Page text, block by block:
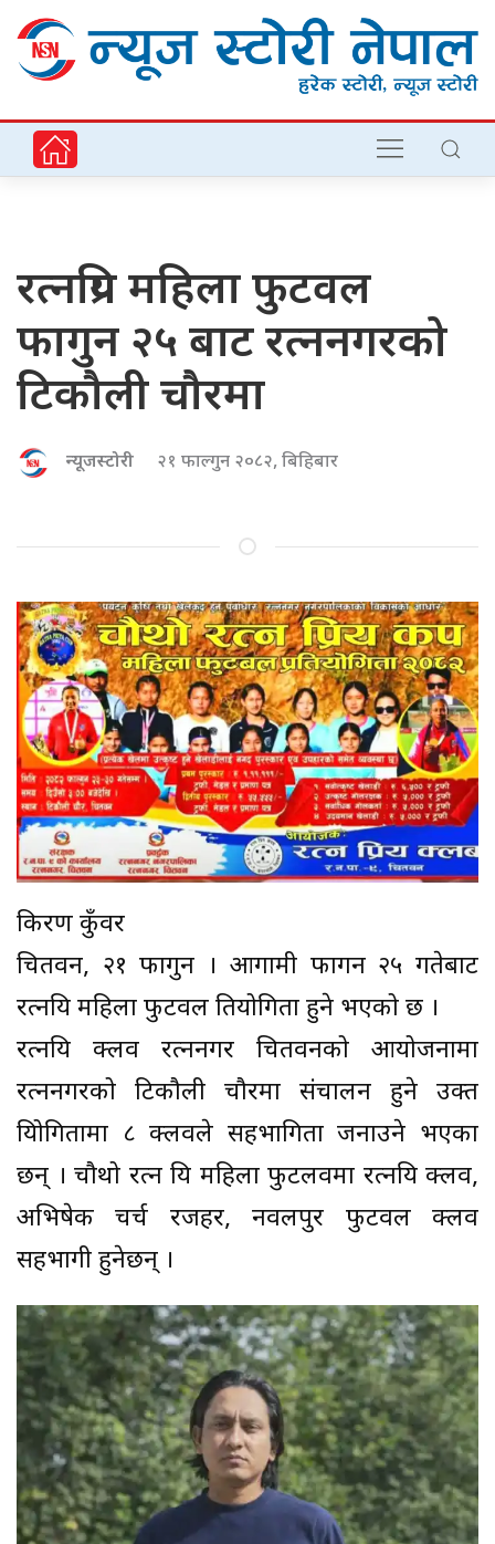
रत्नप्रिय महिला फुटवल
फागुन २५ बाट रत्ननगरको
टिकौली चौरमा
न्यूजस्टोरी २१ फाल्गुन २०८२, बिहिबार
किरण कुँवर
चितवन, २१ फागुन । आगामी फागन २५ गतेबाट
रत्नप्रिय महिला फुटवल प्रतियोगिता हुने भएको छ ।
रत्नप्रिय क्लव रत्ननगर चितवनको आयोजनामा
रत्ननगरको टिकौली चौरमा संचालन हुने उक्त
प्रयिोगितामा ८ क्लवले सहभागिता जनाउने भएका
छन् । चौथो रत्न प्रिय महिला फुटलवमा रत्नप्रिय क्लव,
अभिषेक चर्च रजहर, नवलपुर फुटवल क्लव
सहभागी हुनेछन् ।